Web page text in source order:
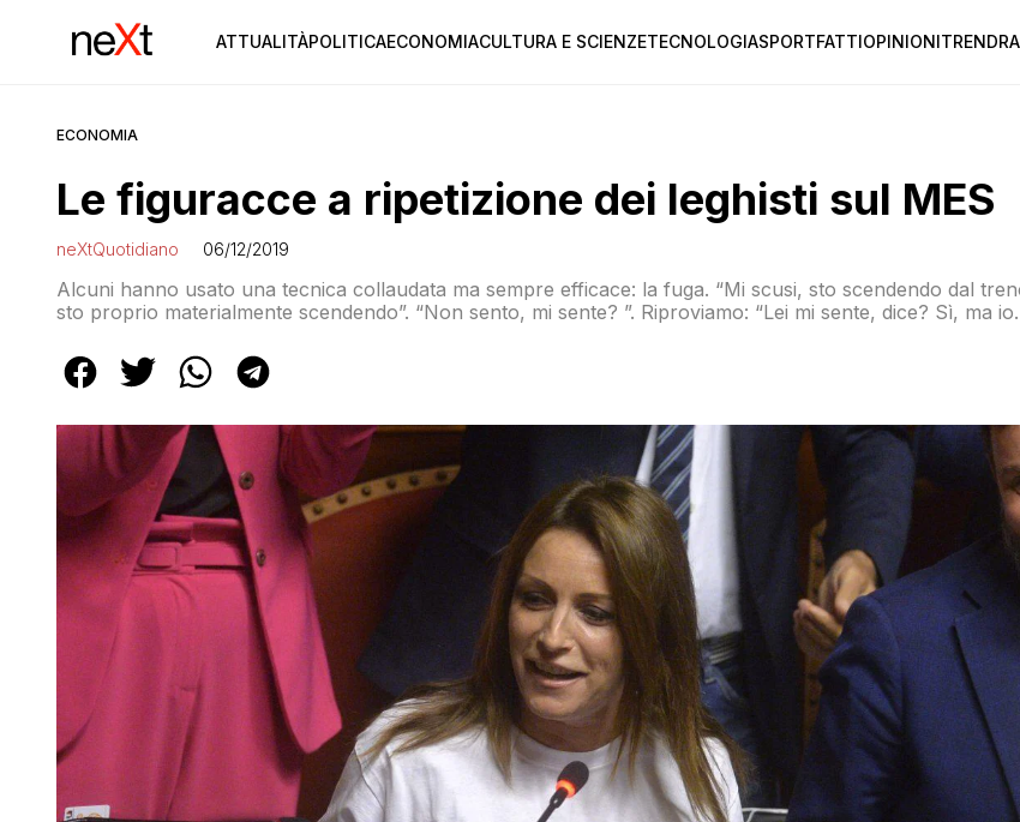
ATTUALITÀPOLITICAECONOMIACULTURA E SCIENZETECNOLOGIASPORTFATTIOPINIONITREND
ECONOMIA
Le figuracce a ripetizione dei leghisti sul MES
neXtQuotidiano 06/12/2019
Alcuni hanno usato una tecnica collaudata ma sempre efficace: la fuga. “Mi scusi, sto scendendo dal treno,
sto proprio materialmente scendendo”. “Non sento, mi sente? ”. Riproviamo: “Lei mi sente, dice? Sì, ma io